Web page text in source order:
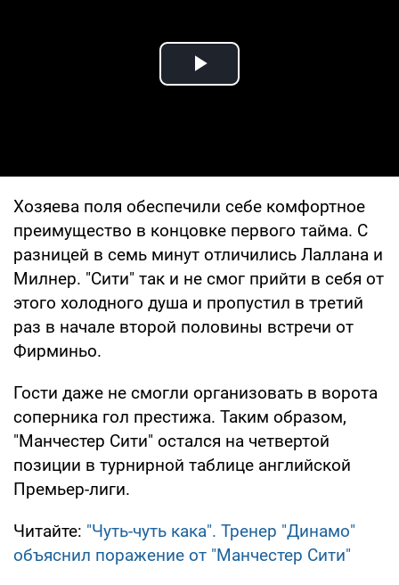
Play Video
Хозяева поля обеспечили себе комфортное
преимущество в концовке первого тайма. С
разницей в семь минут отличились Лаллана и
Милнер. "Сити" так и не смог прийти в себя от
этого холодного душа и пропустил в третий
раз в начале второй половины встречи от
Фирминьо.
Гости даже не смогли организовать в ворота
соперника гол престижа. Таким образом,
"Манчестер Сити" остался на четвертой
позиции в турнирной таблице английской
Премьер-лиги.
Читайте: "Чуть-чуть кака". Тренер "Динамо"
объяснил поражение от "Манчестер Сити"